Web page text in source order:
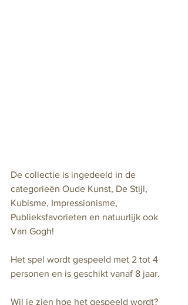
De collectie is ingedeeld in de
categorieën Oude Kunst, De Stijl,
Kubisme, Impressionisme,
Publieksfavorieten en natuurlijk ook
Van Gogh!
Het spel wordt gespeeld met 2 tot 4
personen en is geschikt vanaf 8 jaar.
Wil je zien hoe het gespeeld wordt?